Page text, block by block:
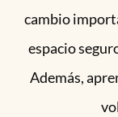
cambio
espacio
Además,